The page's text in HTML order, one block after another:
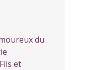
du
et